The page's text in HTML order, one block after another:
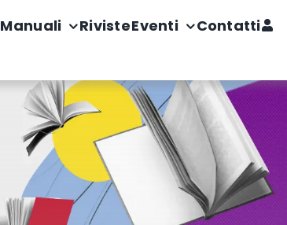
Manuali RivisteEventi Contatti